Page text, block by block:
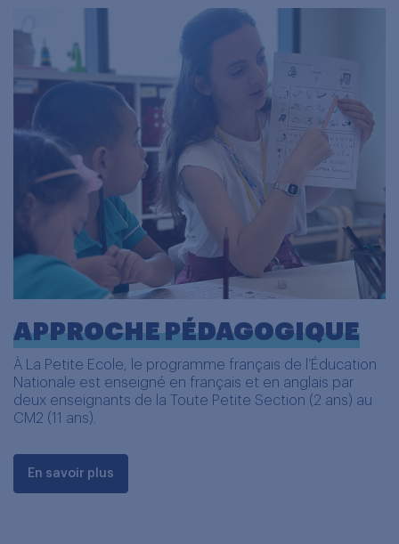
APPROCHE PÉDAGOGIQUE
À La Petite Ecole, le programme français de l’Éducation
Nationale est enseigné en français et en anglais par
deux enseignants de la Toute Petite Section (2 ans) au
CM2 (11 ans).
En savoir plus